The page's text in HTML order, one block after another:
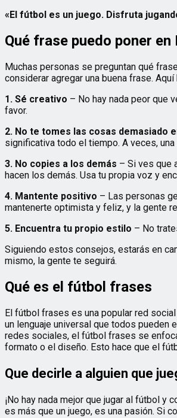
«El fútbol es un juego. Disfruta
Qué frase puedo poner en
Muchas personas se preguntan qué
considerar agregar una buena frase.
1. Sé creativo – No hay nada peor que
favor.
2. No te tomes las cosas demasiado
significativa todo el tiempo. A veces,
3. No copies a los demás – Si ves que
hacen los demás. Usa tu propia voz y
4. Mantente positivo – Las personas
mantenerte optimista y feliz, y la gente
5. Encuentra tu propio estilo – No
Siguiendo estos consejos, estarás en
mismo, la gente te seguirá.
Qué es el fútbol frases
El fútbol frases es una popular red
un lenguaje universal que todos pueden
redes sociales, el fútbol frases se
formato o el diseño. Esto hace que el
Que decirle a alguien que
¡No hay nada mejor que jugar al fútbol y
es más que un juego, es una pasión. Si